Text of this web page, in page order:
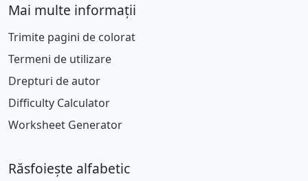
Mai multe informații
Trimite pagini de colorat
Termeni de utilizare
Drepturi de autor
Difficulty Calculator
Worksheet Generator
Răsfoiește alfabetic